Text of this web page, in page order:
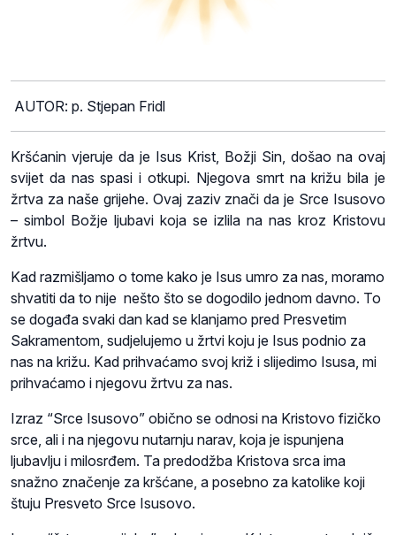
AUTOR: p. Stjepan Fridl
Kršćanin vjeruje da je Isus Krist, Božji Sin, došao na ovaj
svijet da nas spasi i otkupi. Njegova smrt na križu bila je
žrtva za naše grijehe. Ovaj zaziv znači da je Srce Isusovo
– simbol Božje ljubavi koja se izlila na nas kroz Kristovu
žrtvu.
Kad razmišljamo o tome kako je Isus umro za nas, moramo
shvatiti da to nije nešto što se dogodilo jednom davno. To
se događa svaki dan kad se klanjamo pred Presvetim
Sakramentom, sudjelujemo u žrtvi koju je Isus podnio za
nas na križu. Kad prihvaćamo svoj križ i slijedimo Isusa, mi
prihvaćamo i njegovu žrtvu za nas.
Izraz “Srce Isusovo” obično se odnosi na Kristovo fizičko
srce, ali i na njegovu nutarnju narav, koja je ispunjena
ljubavlju i milosrđem. Ta predodžba Kristova srca ima
snažno značenje za kršćane, a posebno za katolike koji
štuju Presveto Srce Isusovo.